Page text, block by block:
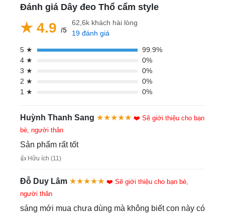
Đánh giá Dây đeo Thổ cẩm style
★ 4.9 /5
62,6k khách hài lòng
19 đánh giá
5 ★
99.9%
4 ★
0%
3 ★
0%
2 ★
0%
1 ★
0%
Huỳnh Thanh Sang ★★★★★ ❤️ Sẽ giới thiệu cho bạn
bè, người thân
Sản phẩm rất tốt
👍 Hữu ích (11)
Đỗ Duy Lâm ★★★★★ ❤️ Sẽ giới thiệu cho bạn bè,
người thân
sáng mới mua chưa dùng mà không biết con này có